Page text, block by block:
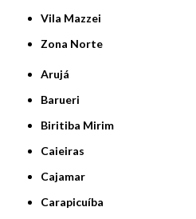
Vila Mazzei
Zona Norte
Arujá
Barueri
Biritiba Mirim
Caieiras
Cajamar
Carapicuíba